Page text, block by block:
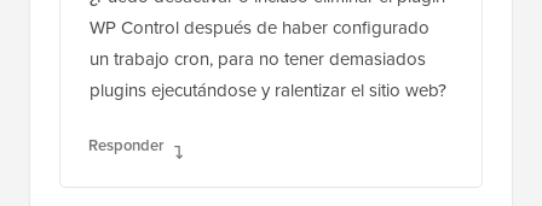
WP Control después de haber configurado
un trabajo cron, para no tener demasiados
plugins ejecutándose y ralentizar el sitio web?
Responder